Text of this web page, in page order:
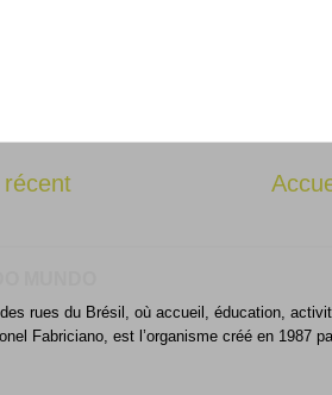
rues du Brésil, où accueil, éducation,
Fabriciano, est l’organisme créé en